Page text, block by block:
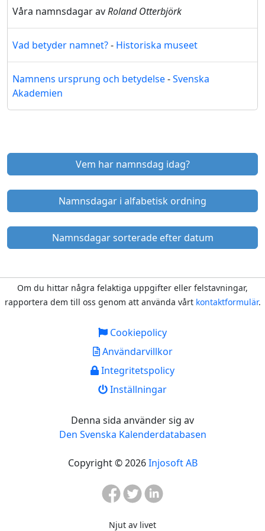
Våra namnsdagar avRoland Otterbjörk
Vad betyder namnet?- Historiska museet
Namnens ursprung och betydelse-Svenska
Akademien
Vem har namnsdag idag?
Namnsdagar i alfabetisk ordning
Namnsdagar sorterade efter datum
Om du hittar några felaktiga uppgifter eller felstavningar,
rapportera dem till oss genom att använda vårt kontaktformulär.
Cookiepolicy
Användarvillkor
Integritetspolicy
Inställningar
Denna sida använder sig av
Den Svenska Kalenderdatabasen
Copyright © 2026Injosoft AB
Njut av livet